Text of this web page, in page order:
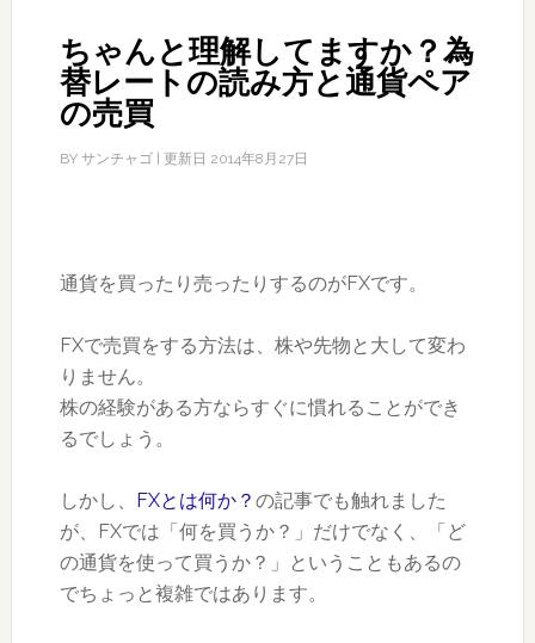
ちゃんと理解してますか？為
替レートの読み方と通貨ペア
の売買
BY サンチャゴ| 更新日 2014年8月27日
通貨を買ったり売ったりするのがFXです。
FXで売買をする方法は、株や先物と大して変わ
りません。
株の経験がある方ならすぐに慣れることができ
るでしょう。
しかし、 FXとは何か？ の記事でも触れました
が、FXでは「何を買うか？」だけでなく、「ど
の通貨を使って買うか？」ということもあるの
でちょっと複雑ではあります。